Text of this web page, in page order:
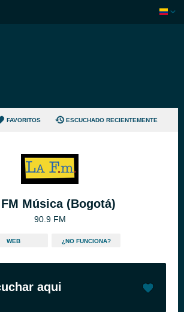
FAVORITOS ESCUCHADO RECIENTEMENTE
Música (Bogotá)
90.9 FM
WEB ¿NO FUNCIONA?
aqui